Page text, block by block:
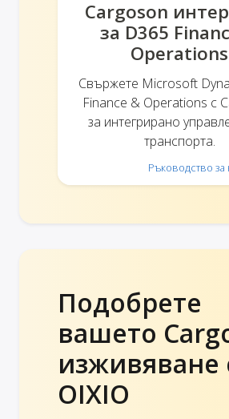
Cargoson
за D365
Operations
Свържете Microsoft
Finance & Operations с
за интегрирано
транспорта.
Ръководство за
Подобрете
вашето
изживяване
OIXIO